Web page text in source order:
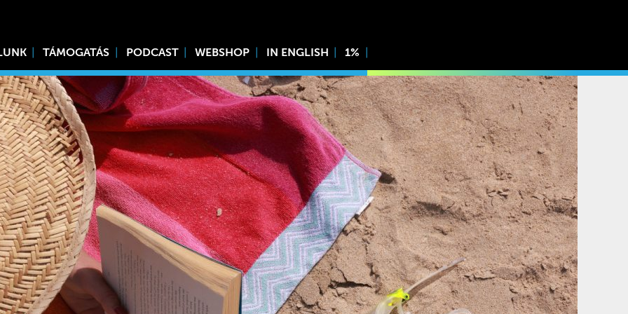
TÁMOGATÁS PODCAST WEBSHOP IN ENGLISH 1%